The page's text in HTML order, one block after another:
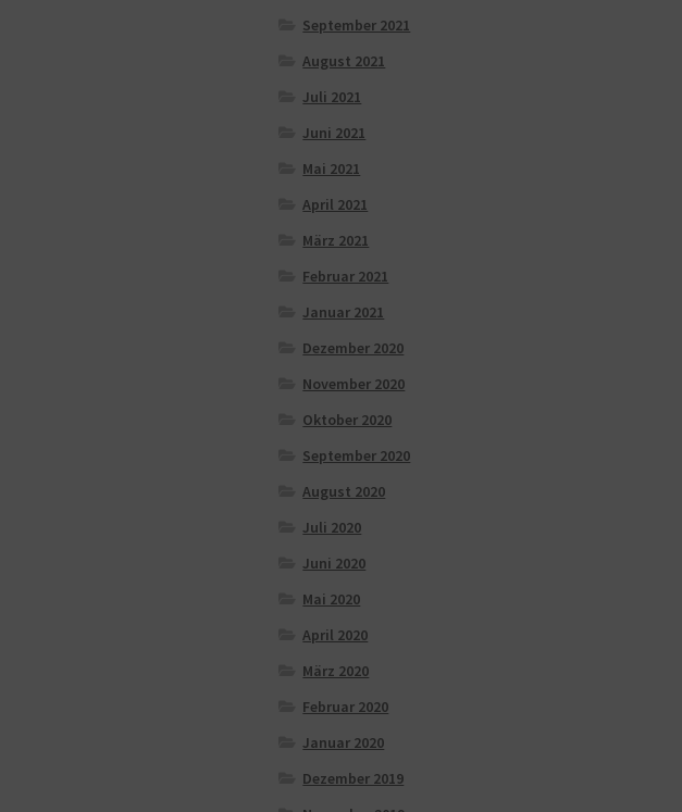
September 2021
August 2021
Juli 2021
Juni 2021
Mai 2021
April 2021
März 2021
Februar 2021
Januar 2021
Dezember 2020
November 2020
Oktober 2020
September 2020
August 2020
Juli 2020
Juni 2020
Mai 2020
April 2020
März 2020
Februar 2020
Januar 2020
Dezember 2019